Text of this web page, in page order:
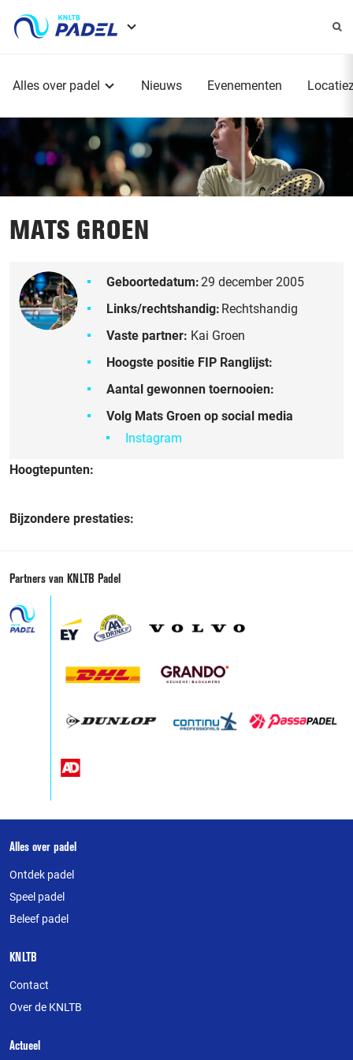
Alles over padel Nieuws Evenementen
MATS GROEN
Geboortedatum:29 december 2005
Links/rechtshandig: Rechtshandig
Vaste partner: Kai Groen
Hoogste positie FIP Ranglijst:
Aantal gewonnen toernooien:
Volg Mats Groen op social media
Instagram
Hoogtepunten:
Bijzondere prestaties:
Partners van KNLTB Padel
Over
deze
website
Alles over padel
Ontdek padel
Speel padel
Beleef padel
KNLTB
Contact
Over de KNLTB
Actueel